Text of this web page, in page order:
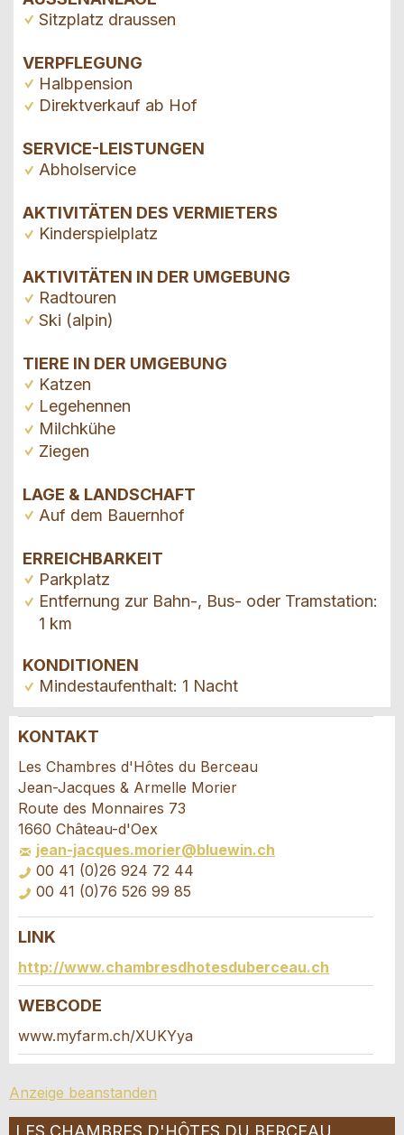
Sitzplatz draussen
VERPFLEGUNG
Halbpension
Direktverkauf ab Hof
SERVICE-LEISTUNGEN
Abholservice
AKTIVITÄTEN DES VERMIETERS
Kinderspielplatz
AKTIVITÄTEN IN DER UMGEBUNG
Radtouren
Ski (alpin)
TIERE IN DER UMGEBUNG
Katzen
Legehennen
Milchkühe
Ziegen
LAGE & LANDSCHAFT
Auf dem Bauernhof
ERREICHBARKEIT
Parkplatz
Entfernung zur Bahn-, Bus- oder Tramstation:
1 km
KONDITIONEN
Mindestaufenthalt: 1 Nacht
Anzeige beanstanden
Ihr Feedback wird sehr geschätzt!
Allgemeines Feedback
Anzeige nicht mehr gültig
Anzeige unvollständig
Anzeige weiterempfehlen
Empfehlen Sie diese Anzeige an Freunde weiter.
* Eingabe erforderlich
ANZEIGE WEITEREMPFEHLEN
KONTAKT
Les Chambres d'Hôtes du Berceau
Jean-Jacques & Armelle Morier
Route des Monnaires 73
1660 Château-d'Oex
jean-jacques.morier@bluewin.ch
00 41 (0)26 924 72 44
00 41 (0)76 526 99 85
Buchungsanfrage
Verfassen Sie eine Nachricht für die
Kontaktpersonen dieser Anzeige.
öffnen
Abreise
LINK
http://www.chambresdhotesduberceau.ch
WEBCODE
www.myfarm.ch/XUKYya
Anzeige beanstanden
LES CHAMBRES D'HÔTES DU BERCEAU